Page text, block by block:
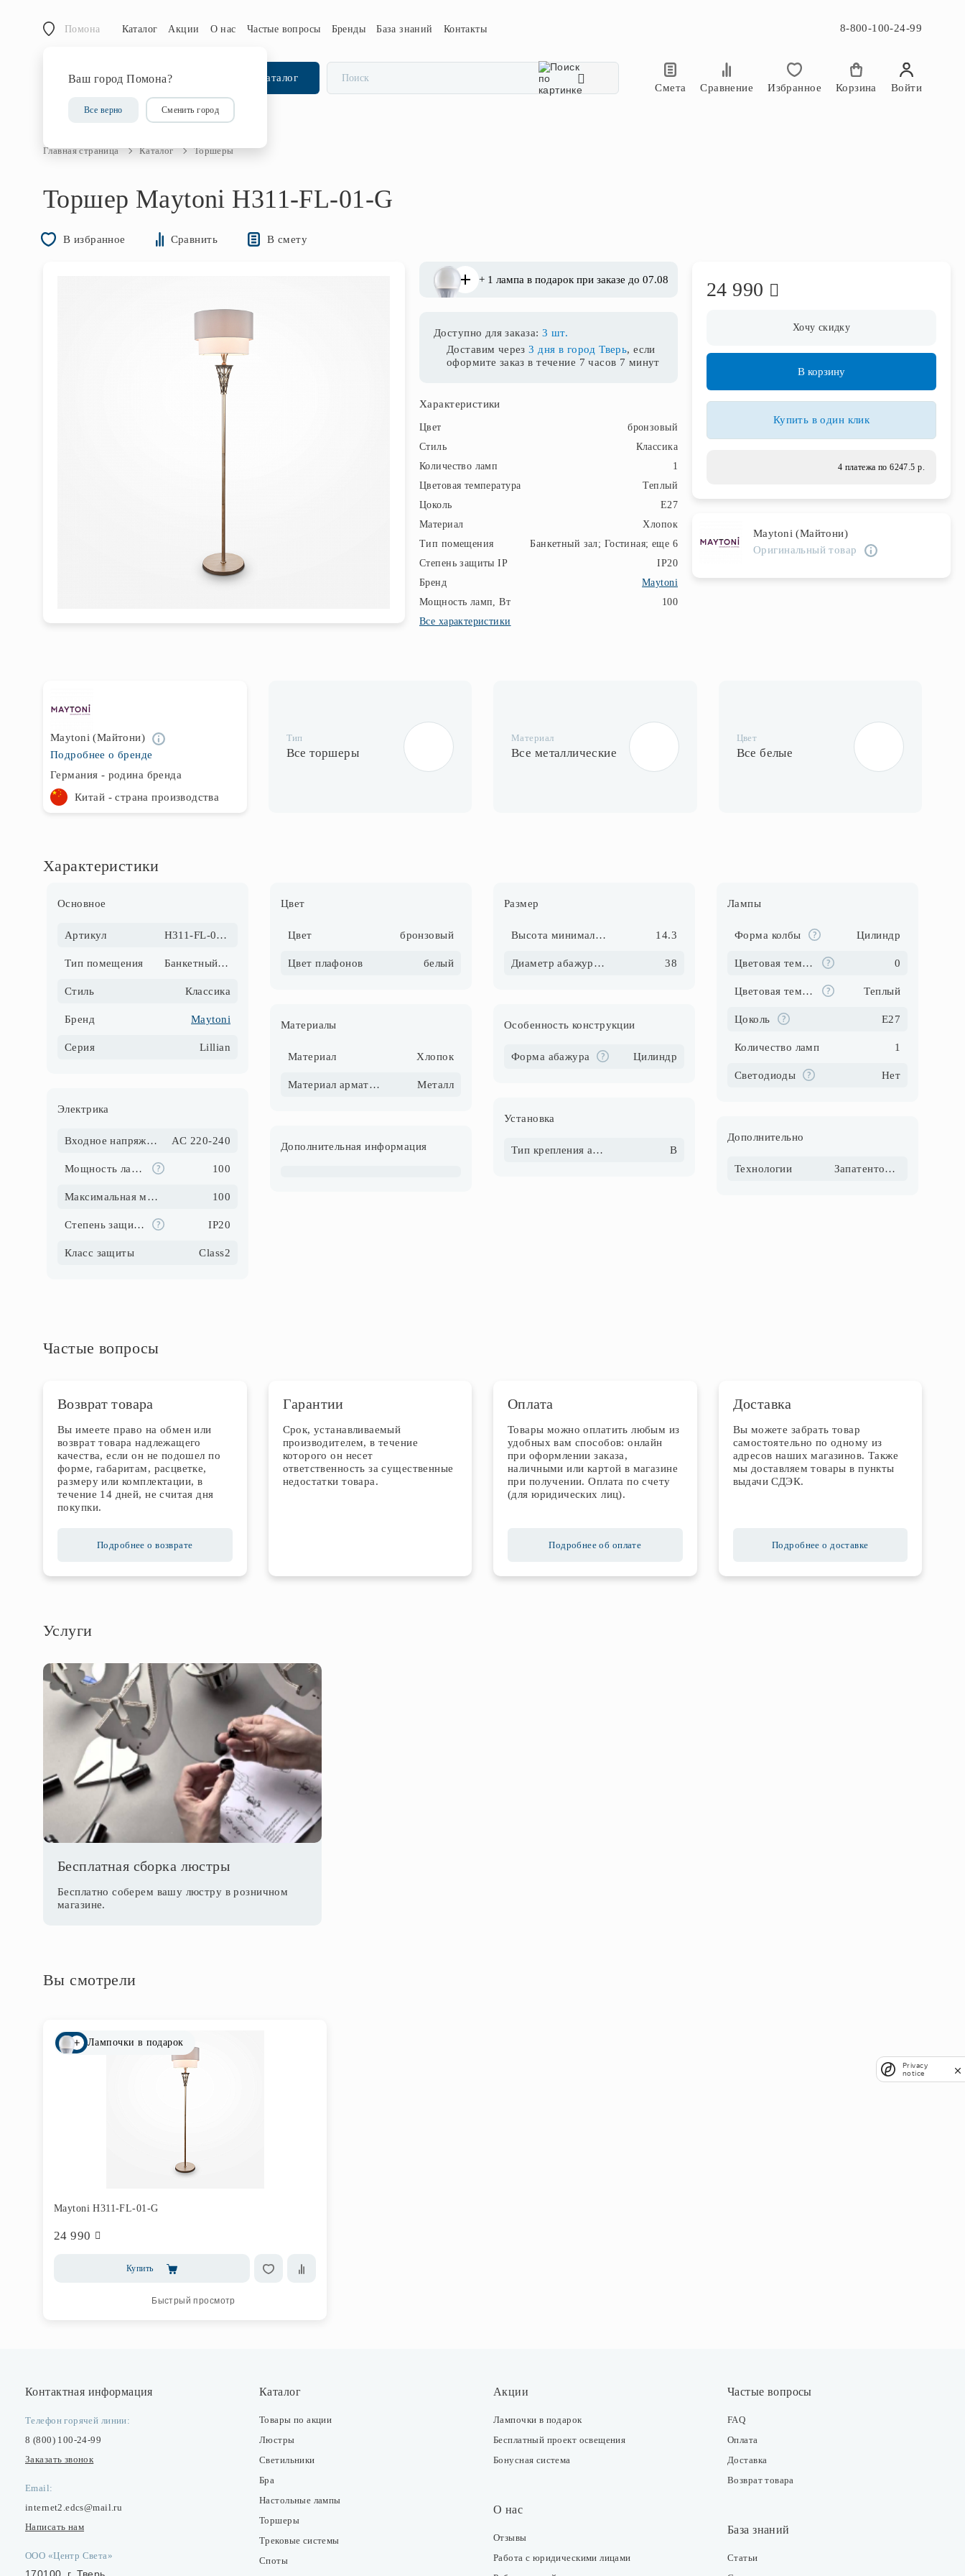
Помона
Ваш город Помона?
Все верно Сменить город
Каталог Акции О нас Частые вопросы Бренды База знаний Контакты 8-800-100-24-99
Каталог
Смета
Сравнение Избранное Корзина Войти
Главная страница Каталог Торшеры
Торшер Maytoni H311-FL-01-G
В избранное Сравнить В смету
+ 1 лампа в подарок при заказе до 07.08
Доступно для заказа: 3 шт.
Доставим через3 дня в город Тверь, если
оформите заказ в течение 7 часов 7 минут
Характеристики
Цвет
бронзовый
Стиль
Классика
Количество ламп
1
Цветовая температура
Теплый
Цоколь
E27
Материал
Хлопок
Тип помещения
Банкетный зал; Гостиная; еще 6
Степень защиты IP
IP20
Бренд
Maytoni
Мощность ламп, Вт
100
Все характеристики
24 990
Хочу скидку
В корзину
Купить в один клик
4 платежа по 6247.5 р.
Maytoni (Майтони)
Оригинальный товар
Maytoni (Майтони)
Подробнее о бренде
Германия - родина бренда
Китай - страна производства
Тип
Все торшеры
Материал
Все металлические
Цвет
Все белые
Характеристики
Основное
Артикул H311-FL-01-G
Тип помещения Банкетный зал; Гостиная; Детская; Кабинет
Стиль Классика
Бренд Maytoni
Серия Lillian
Цвет
Цвет бронзовый
Цвет плафонов белый
Размер
Высота минимальная, см 14.3
Диаметр абажура, см 38
Лампы
Форма колбы Цилиндр
Цветовая температура (К) 0
Цветовая температура Теплый
Цоколь E27
Количество ламп 1
Светодиоды Нет
Материалы
Материал Хлопок
Материал арматуры Металл
Особенность конструкции
Форма абажура Цилиндр
Электрика
Входное напряжение, В AC 220-240
Мощность ламп, Вт 100
Максимальная мощность, Вт 100
Степень защиты IP IP20
Класс защиты Class2
Установка
Тип крепления абажура B
Дополнительно
Технологии Запатентовано,Innovative Polyresin,OriginColor
Дополнительная информация
Частые вопросы
Возврат товара
Вы имеете право на обмен или
возврат товара надлежащего
качества, если он не подошел по
форме, габаритам, расцветке,
размеру или комплектации, в
течение 14 дней, не считая дня
покупки.
Подробнее о возврате
Гарантии
Срок, устанавливаемый
производителем, в течение
которого он несет
ответственность за существенные
недостатки товара.
Оплата
Товары можно оплатить любым из
удобных вам способов: онлайн
при оформлении заказа,
наличными или картой в магазине
при получении. Оплата по счету
(для юридических лиц).
Подробнее об оплате
Доставка
Вы можете забрать товар
самостоятельно по одному из
адресов наших магазинов. Также
мы доставляем товары в пункты
выдачи СДЭК.
Подробнее о доставке
Услуги
Бесплатная сборка люстры
Бесплатно соберем вашу люстру в розничном
магазине.
Вы смотрели
Maytoni H311-FL-01-G
Лампочки в подарок
24 990
Купить
Быстрый просмотр
Контактная информация
Телефон горячей линии:
8 (800) 100-24-99
Заказать звонок
Email:
internet2.edcs@mail.ru
Написать нам
ООО «Центр Света»
170100, г. Тверь,
Каталог
Товары по акции
Люстры
Светильники
Бра
Настольные лампы
Торшеры
Трековые системы
Споты
Акции
Лампочки в подарок
Бесплатный проект освещения
Бонусная система
О нас
Отзывы
Работа с юридическими лицами
Частые вопросы
FAQ
Оплата
Доставка
Возврат товара
База знаний
Статьи
Privacy
notice